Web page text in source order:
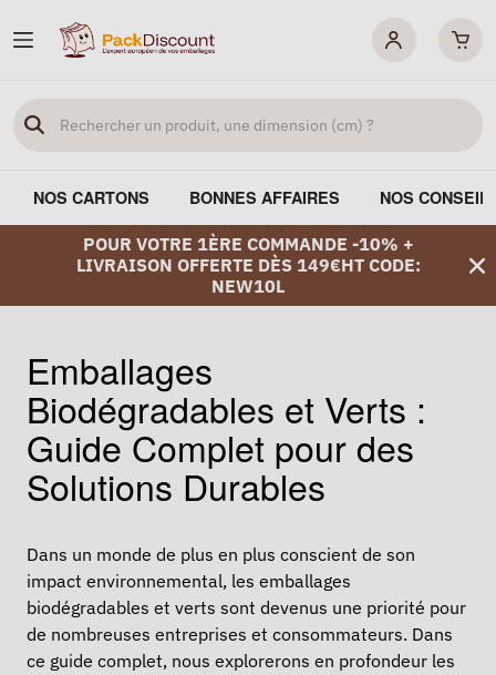
NOS CARTONS BONNES AFFAIRES NOS
POUR VOTRE 1ÈRE COMMANDE -10% +
LIVRAISON OFFERTE DÈS 149€HT CODE:
NEW10L
Emballages
Biodégradables et Verts :
Guide Complet pour des
Solutions Durables
Dans un monde de plus en plus conscient de son
impact environnemental, les emballages
biodégradables et verts sont devenus une priorité pour
de nombreuses entreprises et consommateurs. Dans
ce guide complet, nous explorerons en profondeur les